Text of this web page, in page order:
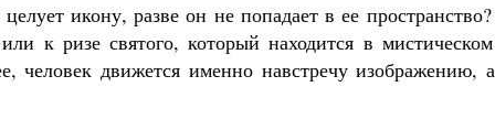
икону, разве он не попадает в ее
к ризе святого, который находится в
человек движется именно навстречу изображению,